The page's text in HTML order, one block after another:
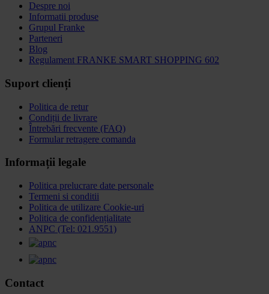
Despre noi
Informatii produse
Grupul Franke
Parteneri
Blog
Regulament FRANKE SMART SHOPPING 602
Suport clienți
Politica de retur
Condiții de livrare
Întrebări frecvente (FAQ)
Formular retragere comanda
Informații legale
Politica prelucrare date personale
Termeni si conditii
Politica de utilizare Cookie-uri
Politica de confidențialitate
ANPC (Tel: 021.9551)
Contact